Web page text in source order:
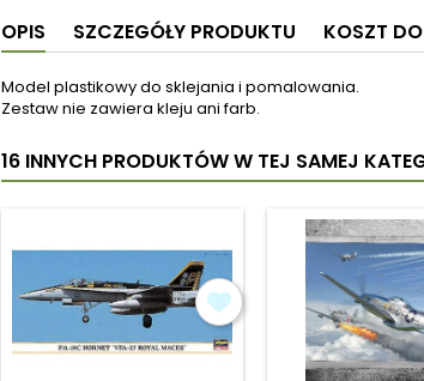
OPIS SZCZEGÓŁY PRODUKTU KOSZT
Model plastikowy do sklejania i pomalowania.
Zestaw nie zawiera kleju ani farb.
16 INNYCH PRODUKTÓW W TEJ SAMEJ